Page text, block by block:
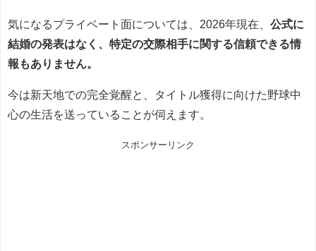
気になるプライベート面については、2026年現在、 公式に
結婚の発表はなく、特定の交際相手に関する信頼できる情
報もありません。
今は新天地での完全覚醒と、タイトル獲得に向けた野球中
心の生活を送っていることが伺えます。
スポンサーリンク